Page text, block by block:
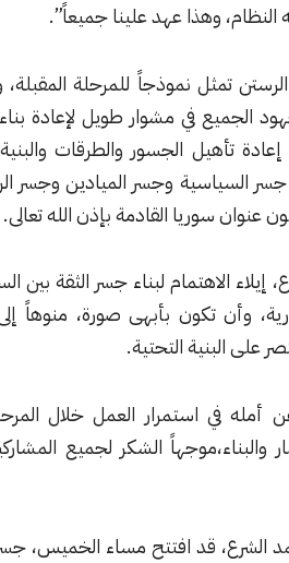
عهد علينا جميعاً”.
للمرحلة المقبلة، وفق الشرع،
في مشوار طويل لإعادة بناء سوريا من
والطرقات والبنية التحتية في
وجسر الميادين وجسر الرقة، وإعادة
القادمة بإذن الله تعالى.
لبناء جسر الثقة بين السوريين حتى
بأبهى صورة، منوهاً إلى أن جهود
التحتية.
العمل خلال المرحلة المقبلة،
الشكر لجميع المشاركين في إنجاز
افتتح مساء الخميس، جسر الرستن في